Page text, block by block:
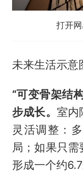
打开
未来生活示意
“可变骨架结
步成长。 室内
灵活调整：
局；如果只需
形成一个约